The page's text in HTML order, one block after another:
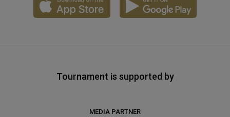
Tournament is supported by
PRESENTING PARTNER